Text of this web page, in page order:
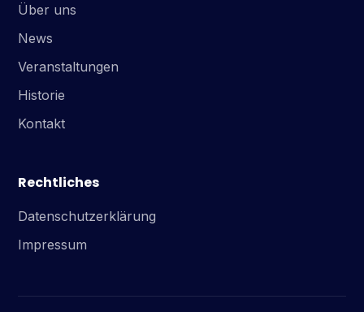
Über uns
News
Veranstaltungen
Historie
Kontakt
Rechtliches
Datenschutzerklärung
Impressum